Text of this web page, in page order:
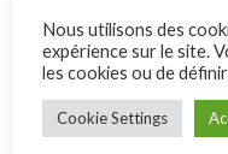
Retrouver les
cube : c’est
aimantés ou de
façons un cube en
possibles de 6 carrés
Nous utilisons des
expérience sur le site.
les cookies ou de
Cookie Settings